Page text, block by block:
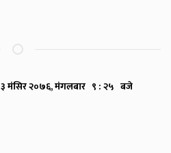
३ मंसिर २०७६, मंगलबार ९ : २५ बजे